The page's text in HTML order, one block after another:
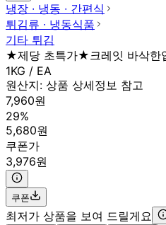
냉장 ∙ 냉동 ∙ 간편식
튀김류 ∙ 냉동식품
기타 튀김
★제당 초특가★크레잇 바삭한
1KG / EA
원산지: 상품 상세정보 참고
7,960원
29%
5,680원
쿠폰가
3,976원
쿠폰
최저가 상품을 보여 드릴게요